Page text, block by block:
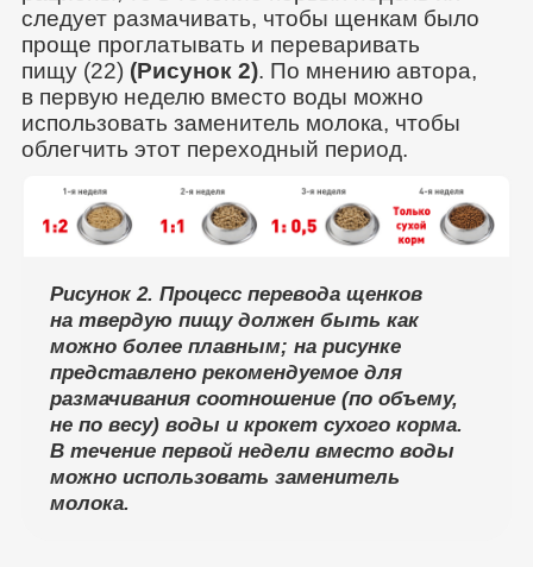
следует размачивать, чтобы щенкам было
проще проглатывать и переваривать
пищу (22) (Рисунок 2). По мнению автора,
в первую неделю вместо воды можно
использовать заменитель молока, чтобы
облегчить этот переходный период.
Рисунок 2. Процесс перевода щенков
на твердую пищу должен быть как
можно более плавным; на рисунке
представлено рекомендуемое для
размачивания соотношение (по объему,
не по весу) воды и крокет сухого корма.
В течение первой недели вместо воды
можно использовать заменитель
молока.